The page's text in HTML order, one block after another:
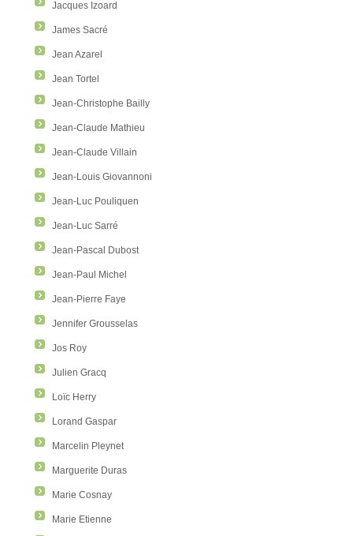
Jacques Izoard
James Sacré
Jean Azarel
Jean Tortel
Jean-Christophe Bailly
Jean-Claude Mathieu
Jean-Claude Villain
Jean-Louis Giovannoni
Jean-Luc Pouliquen
Jean-Luc Sarré
Jean-Pascal Dubost
Jean-Paul Michel
Jean-Pierre Faye
Jennifer Grousselas
Jos Roy
Julien Gracq
Loïc Herry
Lorand Gaspar
Marcelin Pleynet
Marguerite Duras
Marie Cosnay
Marie Etienne